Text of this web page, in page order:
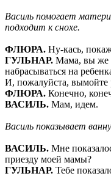
Василь помогает
подходит к снохе.
ФЛЮРА. Ну-кась,
ГУЛЬНАР. Мама, вы же
набрасываться на
И, пожалуйста, вымойте
ФЛЮРА. Конечно,
ВАСИЛЬ. Мам, идем.
Василь показывает
ВАСИЛЬ. Мне
приезду моей мамы?
ГУЛЬНАР. Тебе